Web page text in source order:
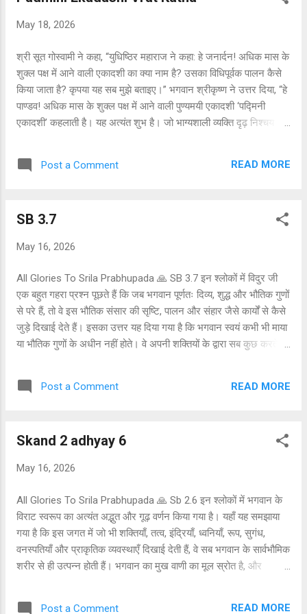
सूअर का दिव्य रूप धारण करके पृथ्वी ग्रह को बचाया था। वैदिक मंत्रों में पुरुष-
सूक्त नामक एक विशेष प्रकार की प्रार्थना है । सामान्यतः देवता पुरु...
May 18, 2026
श्री सूत गोस्वामी ने कहा, “युधिष्ठिर महाराज ने कहा: हे जनार्दन! अधिक मास के
शुक्ल पक्ष में आने वाली एकादशी का क्या नाम है? उसका विधिपूर्वक पालन कैसे
किया जाता है? कृपया यह सब मुझे बताइए।” भगवान श्रीकृष्ण ने उत्तर दिया, “हे
पाण्डव! अधिक मास के शुक्ल पक्ष में आने वाली पुण्यमयी एकादशी ‘पद्मिनी
एकादशी’ कहलाती है। यह अत्यंत शुभ है। जो भाग्यशाली व्यक्ति दृढ़ निश्चय और
स्वयं चार मुख वाले भगवान ब्रह्मा भी इसकी पर्याप्त महिमा नहीं कर सकते। बहुत
अत्यंत प्रसन्न हुए और उनसे मधुर वचन कहने लगे: “हे राजन्! अब ध्यानपूर्वक
विरले ही करते हैं। एकादशी से एक दिन पहले दशमी के दिन उड़द की दाल,
चना, पालक, मधु और समुद्री नमक का सेवन नहीं करना चाहिए, न ही द...
Post a Comment READ MORE
SB 3.7
May 16, 2026
All Glories To Srila Prabhupada 🙏 SB 3.7 इन श्लोकों में विदुर जी
एक बहुत गहरा प्रश्न पूछते हैं कि जब भगवान पूर्णतः दिव्य, शुद्ध और भौतिक गुणों
से परे हैं, तो वे इस भौतिक संसार की सृष्टि, पालन और संहार जैसे कार्यों से कैसे
जुड़े दिखाई देते हैं। इसका उत्तर यह दिया गया है कि भगवान स्वयं कभी भी माया
या भौतिक गुणों के अधीन नहीं होते। वे अपनी शक्तियों के द्वारा सब कुछ करते हैं,
दिखाता है पर स्वयं उससे प्रभावित नहीं होता, वैसे ही भगवान संसार की रचना
करते हैं पर संसार के बंधन में नहीं आते। भगवान का स्वरूप पूरी तरह
साधारण जीवों की तरह भौतिक प्रकृति से प्रभावित होते हैं, लेकिन यह गलत
सकता है, पर भगवान कभी नहीं। यह संसार उन जीवों के लिए बनाया गया है
जिन्होंने भगवान की सेवा छोड़कर स्वयं भोगी और नियंत्रक बनने की इच्छा की।
माया...
Post a Comment READ MORE
Skand 2 adhyay 6
May 16, 2026
All Glories To Srila Prabhupada 🙏 Sb 2.6 इन श्लोकों में भगवान के
विराट स्वरूप का अत्यंत अद्भुत और गूढ़ वर्णन किया गया है। यहाँ यह समझाया
गया है कि इस जगत में जो भी शक्तियाँ, तत्व, इंद्रियाँ, ध्वनियाँ, रूप, सुगंध,
वनस्पतियाँ और प्राकृतिक व्यवस्थाएँ दिखाई देती हैं, वे सब भगवान के सार्वभौमिक
शरीर से ही उत्पन्न होती हैं। भगवान का मुख वाणी का मूल स्रोत है, और
Post a Comment READ MORE